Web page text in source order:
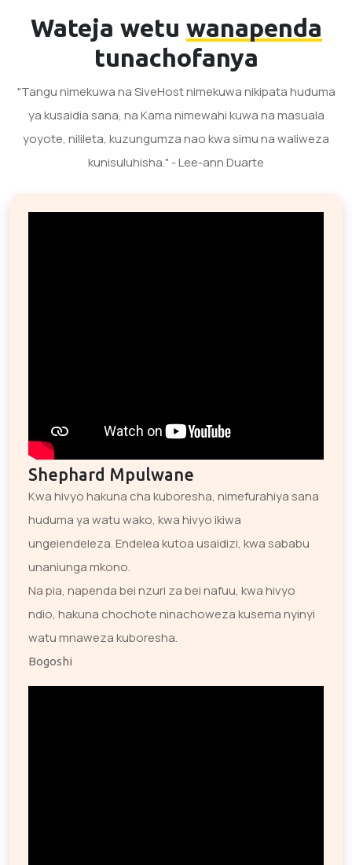
Wateja wetu wanapenda
tunachofanya
"Tangu nimekuwa na SiveHost nimekuwa nikipata huduma
ya kusaidia sana, na Kama nimewahi kuwa na masuala
yoyote, nilileta, kuzungumza nao kwa simu na waliweza
kunisuluhisha." - Lee-ann Duarte
Shephard Mpulwane
Kwa hivyo hakuna cha kuboresha, nimefurahiya sana
huduma ya watu wako, kwa hivyo ikiwa
ungeiendeleza. Endelea kutoa usaidizi, kwa sababu
unaniunga mkono.
Na pia, napenda bei nzuri za bei nafuu, kwa hivyo
ndio, hakuna chochote ninachoweza kusema nyinyi
watu mnaweza kuboresha.
Bogoshi